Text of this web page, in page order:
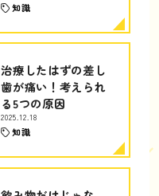
知識
治療したはずの差し
歯が痛い！考えられ
る5つの原因
2025.12.18
知識